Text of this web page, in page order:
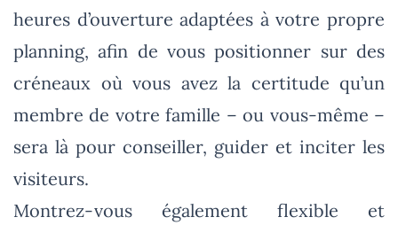
heures d’ouverture adaptées à votre propre
planning, afin de vous positionner sur des
créneaux où vous avez la certitude qu’un
membre de votre famille – ou vous-même –
sera là pour conseiller, guider et inciter les
visiteurs.
Montrez-vous également flexible et